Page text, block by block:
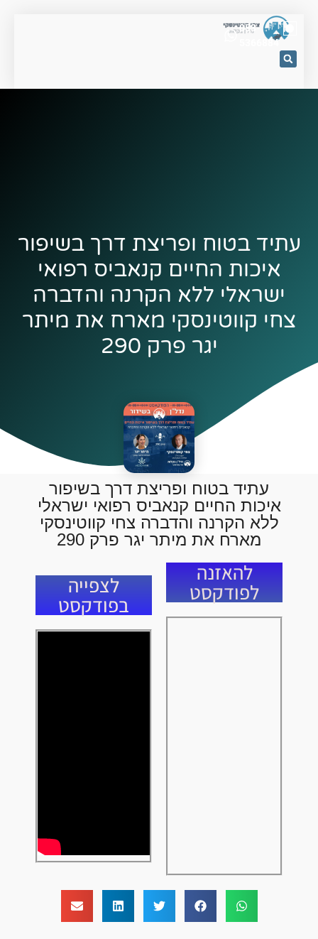
053-
5366884
עתיד בטוח ופריצת דרך בשיפור
איכות החיים קנאביס רפואי
ישראלי ללא הקרנה והדברה
צחי קווטינסקי מארח את מיתר
יגר פרק 290
עתיד בטוח ופריצת דרך בשיפור
איכות החיים קנאביס רפואי ישראלי
ללא הקרנה והדברה צחי קווטינסקי
מארח את מיתר יגר פרק 290
להאזנה
לפודקסט לצפייה
בפודקסט